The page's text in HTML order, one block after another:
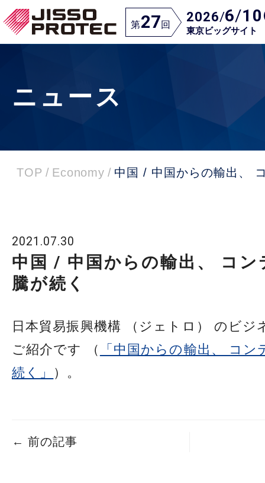
第27回 2026/6/10
東京ビッグサイト
ニュース
TOP / Economy / 中国 / 中国からの輸出、
2021.07.30
中国 / 中国からの輸出、 コン
騰が続く
日本貿易振興機構 （ジェトロ） のビジ
ご紹介です （
「中国からの輸出、 コン
続く」
）。
← 前の記事